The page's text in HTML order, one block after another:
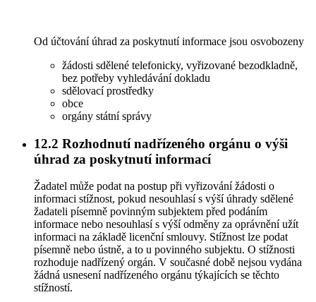
Od účtování úhrad za poskytnutí informace jsou osvobozeny
žádosti sdělené telefonicky, vyřizované bezodkladně,
bez potřeby vyhledávání dokladu
sdělovací prostředky
obce
orgány státní správy
12.2 Rozhodnutí nadřízeného orgánu o výši
úhrad za poskytnutí informací
Žadatel může podat na postup při vyřizování žádosti o
informaci stížnost, pokud nesouhlasí s výší úhrady sdělené
žadateli písemně povinným subjektem před podáním
informace nebo nesouhlasí s výší odměny za oprávnění užít
informaci na základě licenční smlouvy. Stížnost lze podat
písemně nebo ústně, a to u povinného subjektu. O stížnosti
rozhoduje nadřízený orgán. V současné době nejsou vydána
žádná usnesení nadřízeného orgánu týkajících se těchto
stížností.